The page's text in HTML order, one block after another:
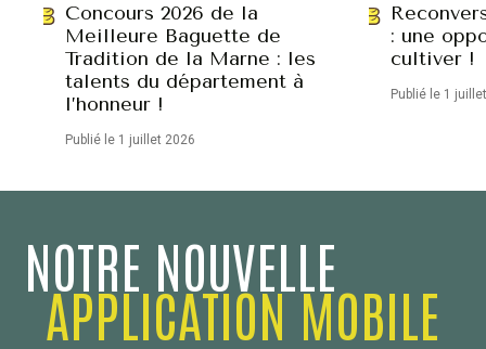
Concours 2026 de la
Meilleure Baguette de
Tradition de la Marne : les
talents du département à
l’honneur !
Publié le 1 juillet 2026
: une
cultiver !
Publié le 1
NOTRE NOUVELLE
APPLICATION MOBILE